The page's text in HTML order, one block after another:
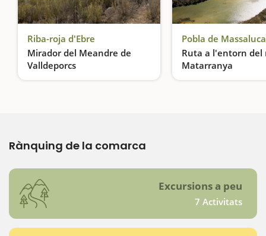
Riba-roja d'Ebre
Mirador del Meandre de
Valldeporcs
Vistes privilegiades sobre l'Ebre des d'un dolmen
Pobla de Massaluca
Ruta a l'entorn del
Matarranya
Un passeig vora el
Rànquing de la comarca
Excursions a peu
7 Activitats